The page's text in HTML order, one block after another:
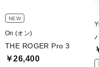
NEW
On (オン)
THE ROGER Pro 3
￥26,400